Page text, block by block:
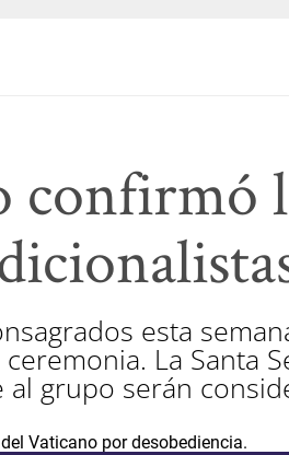
confirmó
esta
La Santa
grupo serán